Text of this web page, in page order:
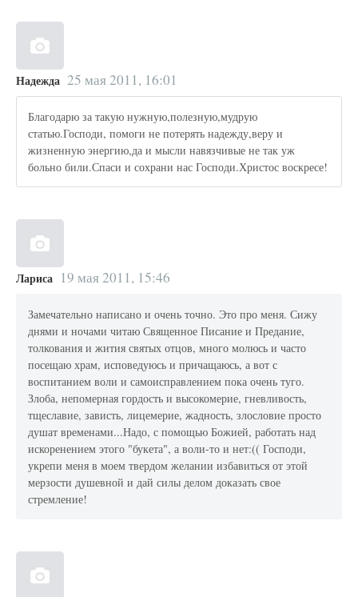
Надежда 25 мая 2011, 16:01
Благодарю за такую нужную,полезную,мудрую
статью.Господи, помоги не потерять надежду,веру и
жизненную энергию,да и мысли навязчивые не так уж
больно били.Спаси и сохрани нас Господи.Христос воскресе!
Лариса 19 мая 2011, 15:46
Замечательно написано и очень точно. Это про меня. Сижу
днями и ночами читаю Священное Писание и Предание,
толкования и жития святых отцов, много молюсь и часто
посещаю храм, исповедуюсь и причащаюсь, а вот с
воспитанием воли и самоисправлением пока очень туго.
Злоба, непомерная гордость и высокомерие, гневливость,
тщеславие, зависть, лицемерие, жадность, злословие просто
душат временами...Надо, с помощью Божией, работать над
искоренением этого "букета", а воли-то и нет:(( Господи,
укрепи меня в моем твердом желании избавиться от этой
мерзости душевной и дай силы делом доказать свое
стремление!